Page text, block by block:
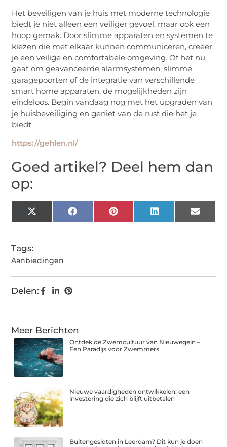
Het beveiligen van je huis met moderne technologie
biedt je niet alleen een veiliger gevoel, maar ook een
hoop gemak. Door slimme apparaten en systemen te
kiezen die met elkaar kunnen communiceren, creëer
je een veilige en comfortabele omgeving. Of het nu
gaat om geavanceerde alarmsystemen, slimme
garagepoorten of de integratie van verschillende
smart home apparaten, de mogelijkheden zijn
eindeloos. Begin vandaag nog met het upgraden van
je huisbeveiliging en geniet van de rust die het je
biedt.
https://gehlen.nl/
Goed artikel? Deel hem dan
op:
X
(Twitter)
FacebookPinterestLinkedIn Email
Tags:
Aanbiedingen
Delen:
Meer Berichten
Ontdek de Zwemcultuur van Nieuwegein –
Een Paradijs voor Zwemmers
Nieuwe vaardigheden ontwikkelen: een
investering die zich blijft uitbetalen
Buitengesloten in Leerdam? Dit kun je doen